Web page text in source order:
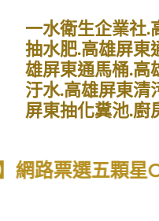
一水衛生企業社.
抽水肥.高雄屏東
雄屏東通馬桶.高
汙水.高雄屏東清
屏東抽化糞池.廚
選五顆星CP值